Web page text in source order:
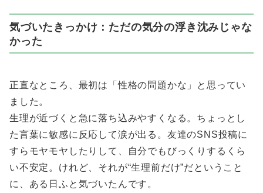
気づいたきっかけ：ただの気分の浮き沈みじゃな
かった
正直なところ、最初は「性格の問題かな」と思ってい
ました。
生理が近づくと急に落ち込みやすくなる。ちょっとし
た言葉に敏感に反応して涙が出る。友達のSNS投稿に
すらモヤモヤしたりして、自分でもびっくりするくら
い不安定。けれど、それが“生理前だけ”だということ
に、ある日ふと気づいたんです。